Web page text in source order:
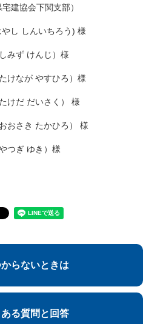
建協会下関支部）
しんいちろう) 様
ず けんじ）様
が やすひろ）様
だ だいさく） 様
さき たかひろ） 様
つぎ ゆき）様
からないときは
ある質問と回答